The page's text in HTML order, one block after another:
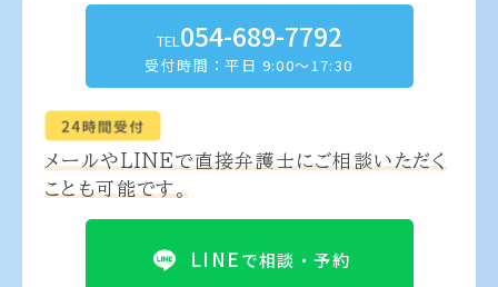
TEL 054-689-7792
受付時間：平日 9:00～17:30
メールやLINEで直接弁護士にご相談いただく
ことも可能です。
LINEで相談・予約